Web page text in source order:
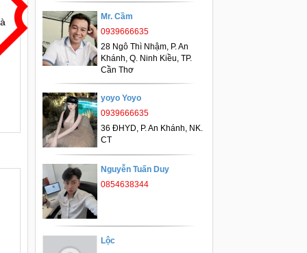
Mr. Cầm
0939666635
28 Ngô Thì Nhậm, P. An
Khánh, Q. Ninh Kiều, TP.
Cần Thơ
yoyo Yoyo
0939666635
36 ĐHYD, P. An Khánh, NK.
CT
Nguyễn Tuấn Duy
0854638344
Lộc